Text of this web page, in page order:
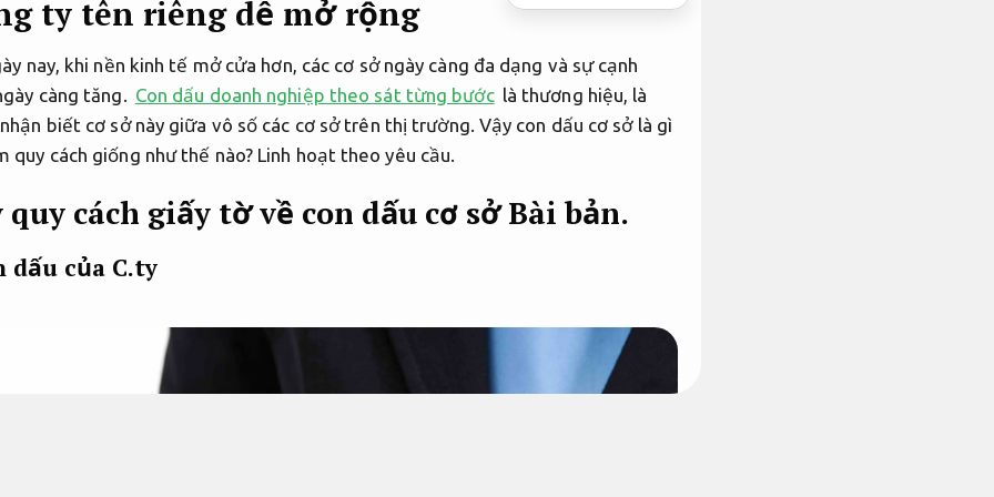
ty tên riêng dễ mở rộng
nay, khi nền kinh tế mở cửa hơn, các cơ sở ngày càng đa dạng và sự cạnh
càng tăng. Con dấu doanh nghiệp theo sát từng bước là thương hiệu, là
biết cơ sở này giữa vô số các cơ sở trên thị trường. Vậy con dấu cơ sở là gì
quy cách giống như thế nào? Linh hoạt theo yêu cầu.
quy cách giấy tờ về con dấu cơ sởBài bản.
dấu của C.ty